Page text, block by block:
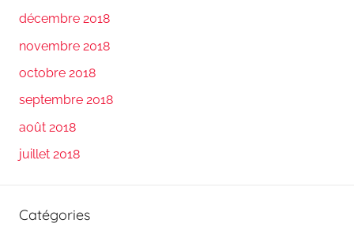
décembre 2018
novembre 2018
octobre 2018
septembre 2018
août 2018
juillet 2018
Catégories